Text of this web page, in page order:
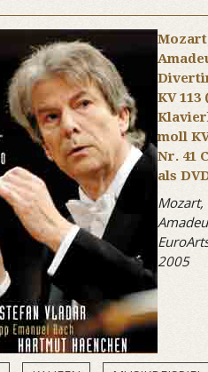
KV 113
moll
Nr. 41
als
Mozart,
2005